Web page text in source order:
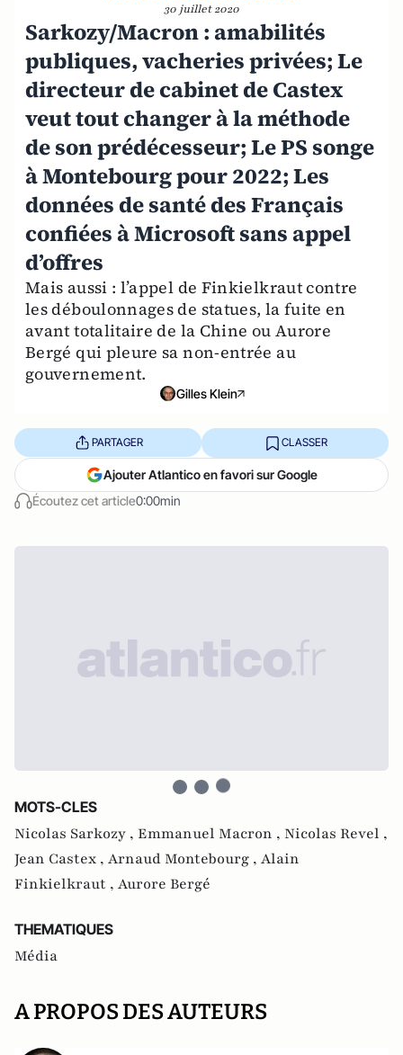
30 juillet 2020
Sarkozy/Macron : amabilités
publiques, vacheries privées; Le
directeur de cabinet de Castex
veut tout changer à la méthode
de son prédécesseur; Le PS songe
à Montebourg pour 2022; Les
données de santé des Français
confiées à Microsoft sans appel
d’offres
Mais aussi : l’appel de Finkielkraut contre
les déboulonnages de statues, la fuite en
avant totalitaire de la Chine ou Aurore
Bergé qui pleure sa non-entrée au
gouvernement.
Gilles Klein
Écoutez cet article0:00min
PARTAGER CLASSER
Ajouter Atlantico en favori sur Google
MOTS-CLES
Nicolas Sarkozy , Emmanuel Macron , Nicolas Revel ,
Jean Castex , Arnaud Montebourg , Alain
Finkielkraut , Aurore Bergé
THEMATIQUES
Média
A PROPOS DES AUTEURS